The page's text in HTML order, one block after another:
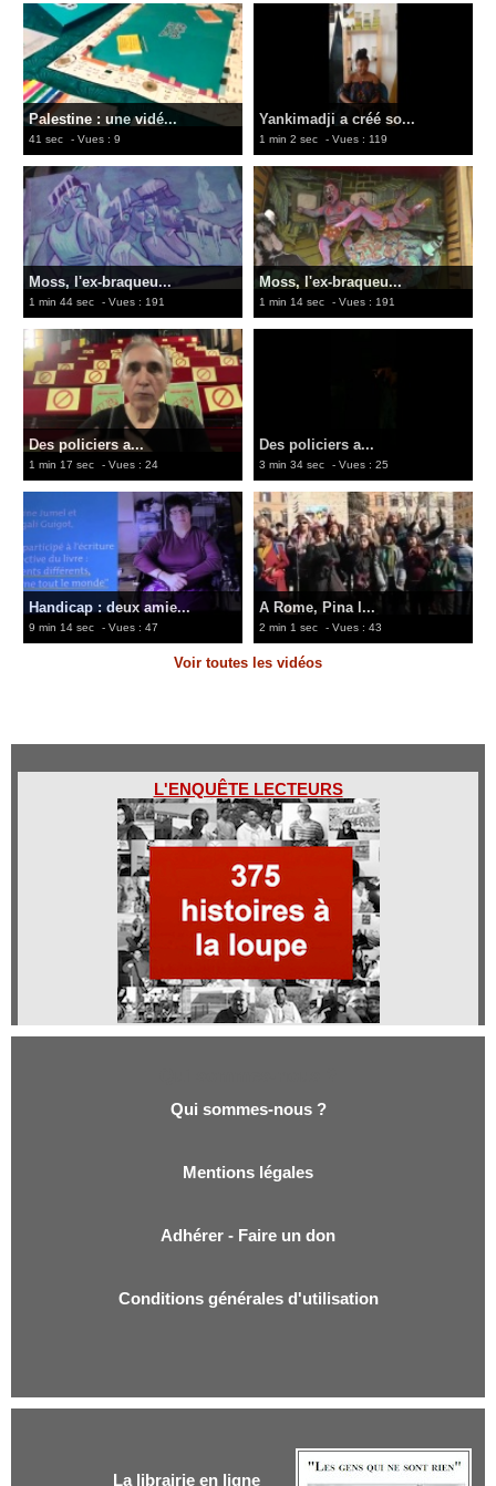
Palestine : une vidé...
41 sec - Vues : 9
Yankimadji a créé so...
1 min 2 sec - Vues : 119
Moss, l'ex-braqueu...
1 min 44 sec - Vues : 191
Moss, l'ex-braqueu...
1 min 14 sec - Vues : 191
Des policiers a...
1 min 17 sec - Vues : 24
Des policiers a...
3 min 34 sec - Vues : 25
Handicap : deux amie...
9 min 14 sec - Vues : 47
A Rome, Pina l...
2 min 1 sec - Vues : 43
Voir toutes les vidéos
L'ENQUÊTE LECTEURS
Qui sommes-nous ?
Mentions légales
Adhérer - Faire un don
Conditions générales d'utilisation
La librairie en ligne